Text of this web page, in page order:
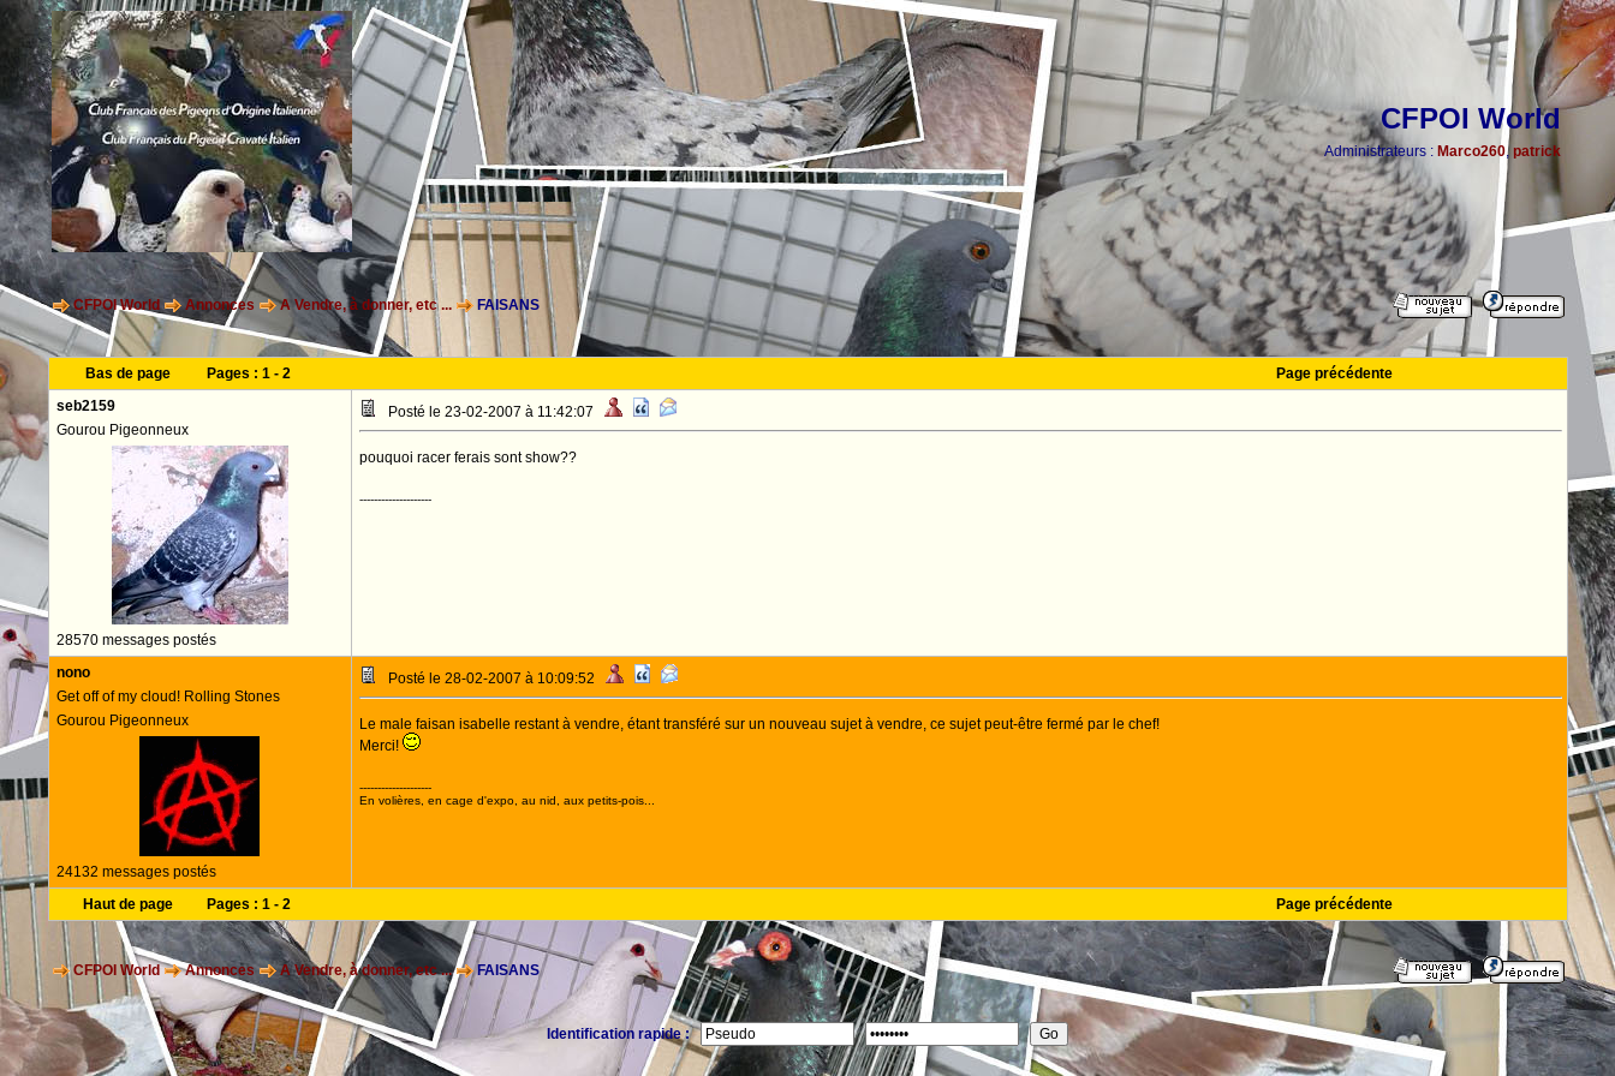
CFPOI World
Administrateurs : Marco260, patrick
CFPOI World Annonces A Vendre, à donner, etc ... FAISANS
Bas de page Pages : 1- 2
Page précédente
seb2159
Gourou Pigeonneux
28570 messages postés
Posté le 23-02-2007 à 11:42:07
pouquoi racer ferais sont show??
--------------------
nono
Get off of my cloud! Rolling Stones
Gourou Pigeonneux
24132 messages postés
Posté le 28-02-2007 à 10:09:52
Le male faisan isabelle restant à vendre, étant transféré sur un nouveau sujet à vendre, ce sujet peut-être fermé par le chef!
Merci!
--------------------
En volières, en cage d'expo, au nid, aux petits-pois...
Haut de page Pages : 1- 2 Page précédente
CFPOI World Annonces A Vendre, à donner, etc ... FAISANS
Identification rapide :